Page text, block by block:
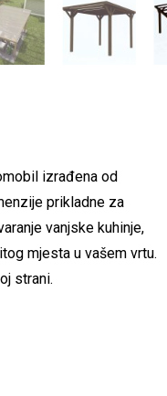
izrađena od
prikladne za
vanjske kuhinje,
mjesta u vašem vrtu.
strani.